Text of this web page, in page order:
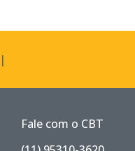
Fale com o CBT